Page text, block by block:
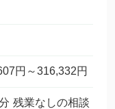
円～316,332円
残業なしの相談